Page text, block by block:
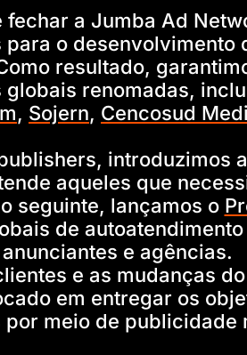
a Jumba Ad
o desenvolvimento
resultado,
globais renomadas,
, Sojern, Cencosud
introduzimos
aqueles que
seguinte, lançamos o
de
e agências.
e as mudanças
em entregar os
meio de publicidade